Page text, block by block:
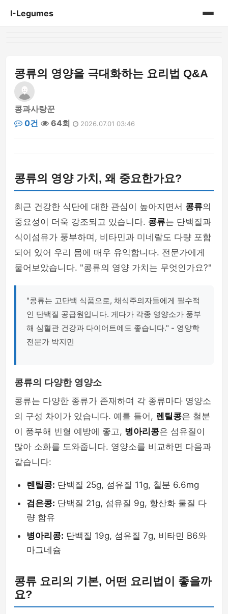
I-Legumes
콩류의 영양을 극대화하는 요리법 Q&A
콩과사랑꾼
0건
64회 2026.07.01 03:46
콩류의 영양 가치, 왜 중요한가요?
최근 건강한 식단에 대한 관심이 높아지면서 콩류의
중요성이 더욱 강조되고 있습니다. 콩류는 단백질과
식이섬유가 풍부하며, 비타민과 미네랄도 다량 포함
되어 있어 우리 몸에 매우 유익합니다. 전문가에게
물어보았습니다. "콩류의 영양 가치는 무엇인가요?"
"콩류는 고단백 식품으로, 채식주의자들에게 필수적
인 단백질 공급원입니다. 게다가 각종 영양소가 풍부
해 심혈관 건강과 다이어트에도 좋습니다." - 영양학
전문가 박지민
콩류의 다양한 영양소
콩류는 다양한 종류가 존재하며 각 종류마다 영양소
의 구성 차이가 있습니다. 예를 들어, 렌틸콩은 철분
이 풍부해 빈혈 예방에 좋고, 병아리콩은 섬유질이
많아 소화를 도와줍니다. 영양소를 비교하면 다음과
같습니다:
렌틸콩: 단백질 25g, 섬유질 11g, 철분 6.6mg
검은콩: 단백질 21g, 섬유질 9g, 항산화 물질 다
량 함유
병아리콩: 단백질 19g, 섬유질 7g, 비타민 B6와
마그네슘
콩류 요리의 기본, 어떤 요리법이 좋을까
요?